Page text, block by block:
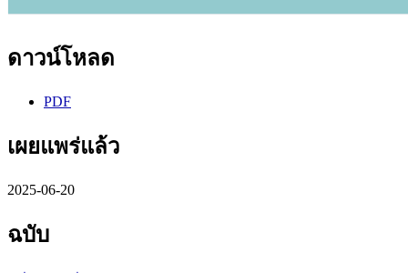
ดาวน์โหลด
PDF
เผยแพร่แล้ว
2025-06-20
ฉบับ